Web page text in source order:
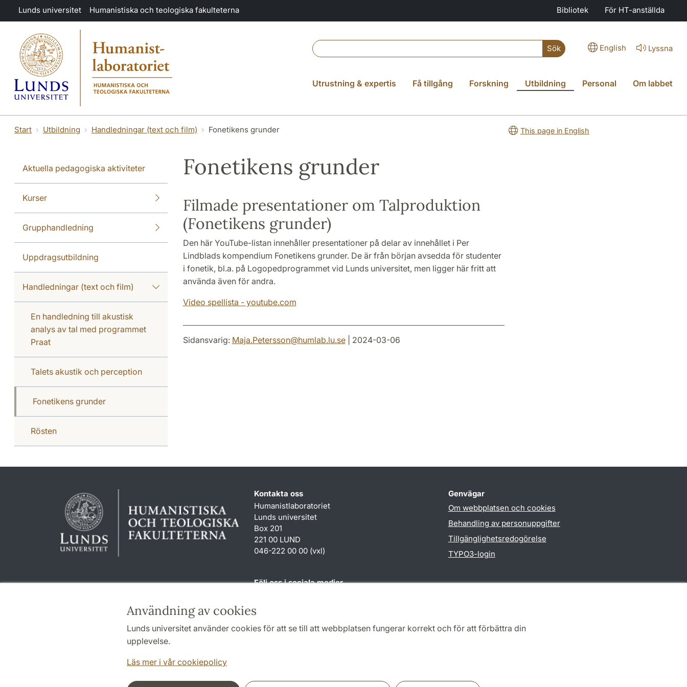
Hoppa till huvudinnehåll
Användning av cookies
Lunds universitet använder cookies för att se till att webbplatsen fungerar korrekt och för att förbättra din
upplevelse.
Läs mer i vår cookiepolicy
Lunds universitet Humanistiska och teologiska fakulteterna Bibliotek För HT-anställda
Sök English Lyssna
Utrustning & expertis Få tillgång Forskning Utbildning Personal Om labbet
Start Utbildning Handledningar (text och film) Fonetikens grunder This page in English
Aktuella pedagogiska aktiviteter
Kurser
Grupphandledning
Uppdragsutbildning
Handledningar (text och film)
En handledning till akustisk
analys av tal med programmet
Praat
Talets akustik och perception
Fonetikens grunder
Rösten
Fonetikens grunder
Filmade presentationer om Talproduktion
(Fonetikens grunder)
Den här YouTube-listan innehåller presentationer på delar av innehållet i Per
Lindblads kompendium Fonetikens grunder. De är från början avsedda för studenter
i fonetik, bl.a. på Logopedprogrammet vid Lunds universitet, men ligger här fritt att
använda även för andra.
Video spellista - youtube.com
Sidansvarig: Maja.Petersson@humlab.lu.se| 2024-03-06
Kontakta oss
Humanistlaboratoriet
Lunds universitet
Box 201
221 00 LUND
046-222 00 00 (vxl)
Genvägar
Om webbplatsen och cookies
Behandling av personuppgifter
Tillgänglighetsredogörelse
TYPO3-login
Följ oss i sociala medier
LinkedIn